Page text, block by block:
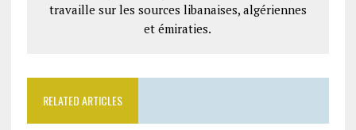
travaille sur les sources libanaises, algériennes
et émiraties.
RELATED ARTICLES